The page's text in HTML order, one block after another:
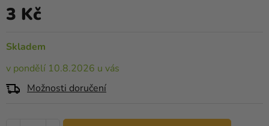
Kreativní
Personalizované
produkty
Témata
0,0
z
hvězdiček.
Skladem
v pondělí 10.8.2026 u vás
Možnosti doručení
3 Kč